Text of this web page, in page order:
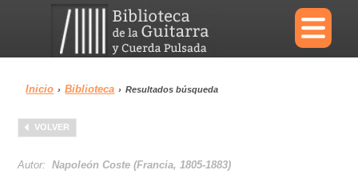
×
Menu
Biblioteca Diccionario
Inicio › Biblioteca › Resultados búsqueda
VOLVER
Autor:Napoleón Coste (Francia, 1805-1883)